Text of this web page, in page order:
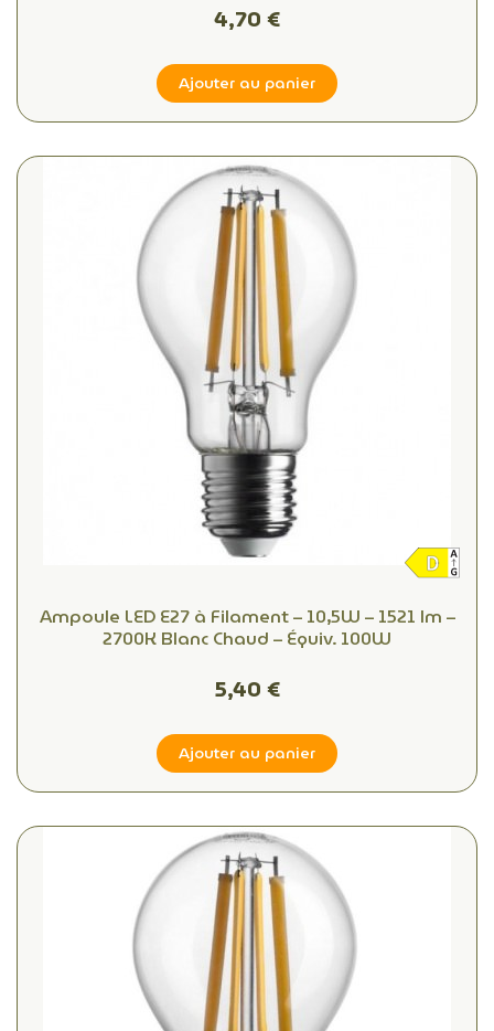
4,70 €
Ajouter au panier
Ampoule LED E27 à Filament – 10,5W – 1521 lm –
2700K Blanc Chaud – Équiv. 100W
5,40 €
Ajouter au panier